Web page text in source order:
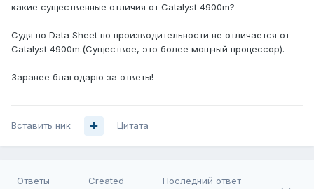
какие существенные отличия от Catalyst 4900m?
Судя по Data Sheet по производительности не отличается от
Catalyst 4900m.(Существое, это более мощный процессор).
Заранее благодарю за ответы!
Вставить ник Цитата
Ответы Created Последний ответ